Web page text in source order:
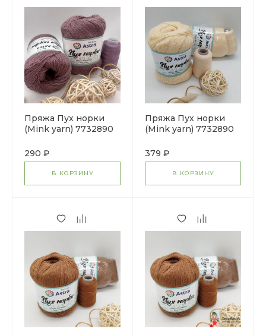
Пряжа Пух норки
(Mink yarn) 7732890
290 ₽
В КОРЗИНУ
Пряжа Пух норки
(Mink yarn) 7732890
379 ₽
В КОРЗИНУ